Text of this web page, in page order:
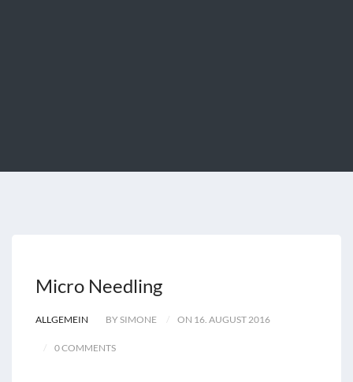
Micro Needling
ALLGEMEIN BY SIMONE ON 16. AUGUST 2016
0 COMMENTS